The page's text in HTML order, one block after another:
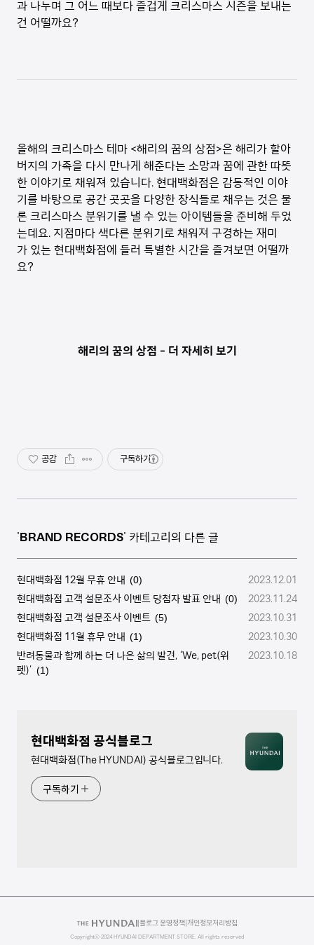
과 나누며 그 어느 때보다 즐겁게 크리스마스 시즌을 보내는
건 어떨까요?
올해의 크리스마스 테마 <해리의 꿈의 상점>은 해리가 할아
버지의 가족을 다시 만나게 해준다는 소망과 꿈에 관한 따뜻
한 이야기로 채워져 있습니다. 현대백화점은 감동적인 이야
기를 바탕으로 공간 곳곳을 다양한 장식들로 채우는 것은 물
론 크리스마스 분위기를 낼 수 있는 아이템들을 준비해 두었
는데요. 지점마다 색다른 분위기로 채워져 구경하는 재미
가 있는 현대백화점에 들러 특별한 시간을 즐겨보면 어떨까
요?
해리의 꿈의 상점 - 더 자세히 보기
공감 구독하기
'BRAND RECORDS' 카테고리의 다른 글
현대백화점 12월 무휴 안내 (0)
2023.12.01
현대백화점 고객 설문조사 이벤트 당첨자 발표 안내 (0)
2023.11.24
현대백화점 고객 설문조사 이벤트 (5)
2023.10.31
현대백화점 11월 휴무 안내 (1)
2023.10.30
반려동물과 함께 하는 더 나은 삶의 발견, ‘We, pet(위
펫)’ (1)
2023.10.18
현대백화점 공식블로그
현대백화점(The HYUNDAI) 공식블로그입니다.
구독하기
블로그 운영정책| 개인정보처리방침
Copyrightⓒ 2024 HYUNDAI DEPARTMENT STORE. All rights reserved